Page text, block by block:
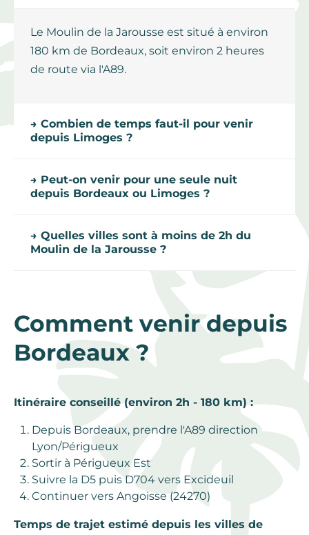
Le Moulin de la Jarousse est situé à environ
180 km de Bordeaux, soit environ 2 heures
de route via l'A89.
→ Combien de temps faut-il pour venir
depuis Limoges ?
→ Peut-on venir pour une seule nuit
depuis Bordeaux ou Limoges ?
→ Quelles villes sont à moins de 2h du
Moulin de la Jarousse ?
Comment venir depuis
Bordeaux ?
Itinéraire conseillé (environ 2h - 180 km) :
Depuis Bordeaux, prendre l'A89 direction
Lyon/Périgueux
Sortir à Périgueux Est
Suivre la D5 puis D704 vers Excideuil
Continuer vers Angoisse (24270)
Temps de trajet estimé depuis les villes de